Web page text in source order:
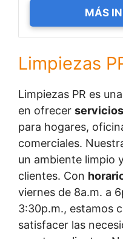
MÁS
Limpiezas
Limpiezas PR es
en ofrecer
para hogares,
comerciales.
un ambiente limpio
clientes. Con
viernes de 8a.m. a
3:30p.m., estamos
satisfacer las